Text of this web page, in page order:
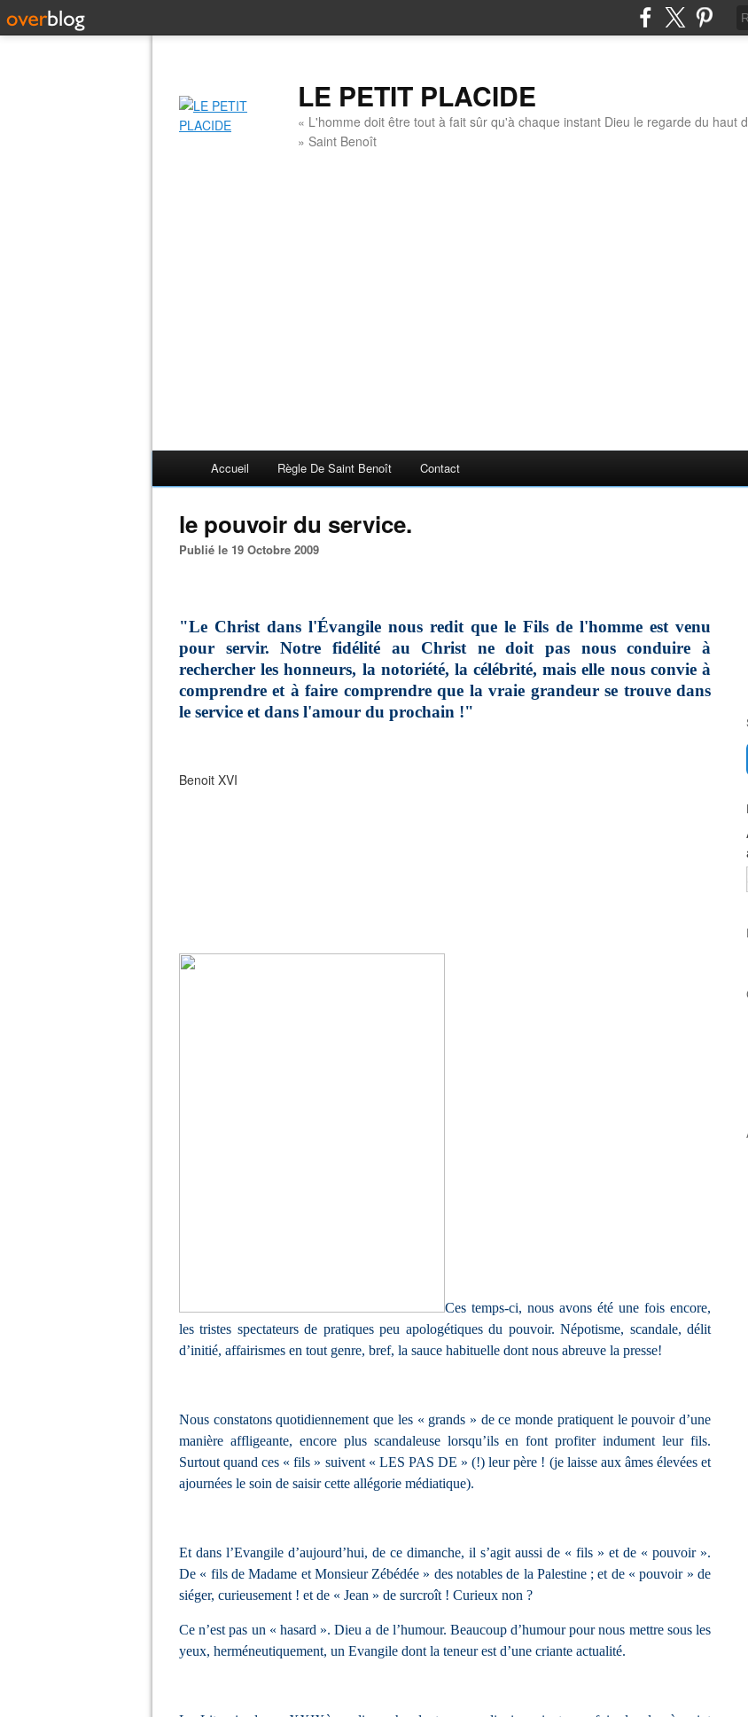
LE PETIT PLACIDE
« L'homme doit être tout à fait sûr qu'à chaque instant Dieu le regarde du haut
» Saint Benoît
Accueil Règle De Saint Benoît Contact
le pouvoir du service.
Publié le 19 Octobre 2009
"Le Christ dans l'Évangile nous redit que le Fils de l'homme est venu
pour servir. Notre fidélité au Christ ne doit pas nous conduire à
rechercher les honneurs, la notoriété, la célébrité, mais elle nous convie à
comprendre et à faire comprendre que la vraie grandeur se trouve dans
le service et dans l'amour du prochain !"
Benoit XVI
Ces temps-ci, nous avons été une fois encore,
les tristes spectateurs de pratiques peu apologétiques du pouvoir. Népotisme, scandale, délit
d’initié, affairismes en tout genre, bref, la sauce habituelle dont nous abreuve la presse!
Nous constatons quotidiennement que les « grands » de ce monde pratiquent le pouvoir d’une
manière affligeante, encore plus scandaleuse lorsqu’ils en font profiter indument leur fils.
Surtout quand ces « fils » suivent « LES PAS DE » (!) leur père ! (je laisse aux âmes élevées et
ajournées le soin de saisir cette allégorie médiatique).
Et dans l’Evangile d’aujourd’hui, de ce dimanche, il s’agit aussi de « fils » et de « pouvoir ».
De « fils de Madame et Monsieur Zébédée » des notables de la Palestine ; et de « pouvoir » de
siéger, curieusement ! et de « Jean » de surcroît ! Curieux non ?
Ce n’est pas un « hasard ». Dieu a de l’humour. Beaucoup d’humour pour nous mettre sous les
yeux, herméneutiquement, un Evangile dont la teneur est d’une criante actualité.